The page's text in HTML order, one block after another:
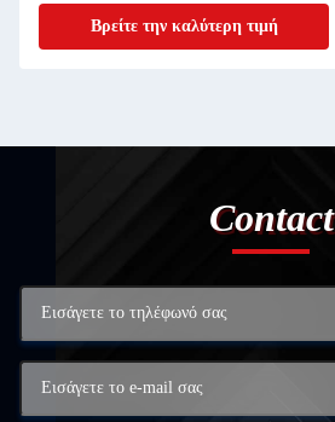
Βρείτε την καλύτερη τιμή
Contact